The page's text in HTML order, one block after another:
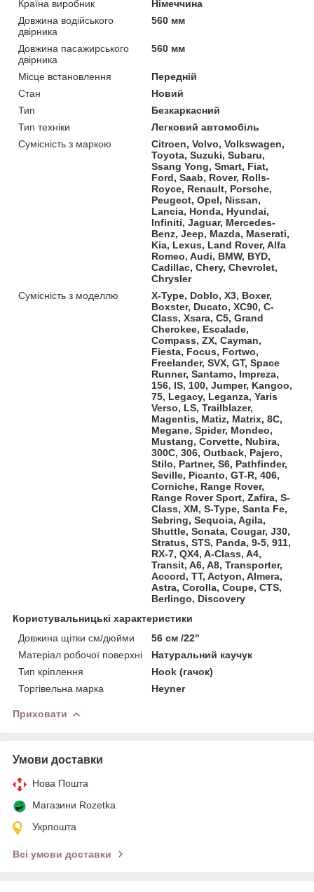
Країна виробник
Німеччина
Довжина водійського
двірника
560 мм
Довжина пасажирського
двірника
560 мм
Місце встановлення
Передній
Стан
Новий
Тип
Безкаркасний
Тип техніки
Легковий автомобіль
Сумісність з маркою
Citroen, Volvo, Volkswagen,
Toyota, Suzuki, Subaru,
Ssang Yong, Smart, Fiat,
Ford, Saab, Rover, Rolls-
Royce, Renault, Porsche,
Peugeot, Opel, Nissan,
Lancia, Honda, Hyundai,
Infiniti, Jaguar, Mercedes-
Benz, Jeep, Mazda, Maserati,
Kia, Lexus, Land Rover, Alfa
Romeo, Audi, BMW, BYD,
Cadillac, Chery, Chevrolet,
Chrysler
Сумісність з моделлю
X-Type, Doblo, X3, Boxer,
Boxster, Ducato, XC90, C-
Class, Xsara, C5, Grand
Cherokee, Escalade,
Compass, ZX, Cayman,
Fiesta, Focus, Fortwo,
Freelander, SVX, GT, Space
Runner, Santamo, Impreza,
156, IS, 100, Jumper, Kangoo,
75, Legacy, Leganza, Yaris
Verso, LS, Trailblazer,
Magentis, Matiz, Matrix, 8C,
Megane, Spider, Mondeo,
Mustang, Corvette, Nubira,
300C, 306, Outback, Pajero,
Stilo, Partner, S6, Pathfinder,
Seville, Picanto, GT-R, 406,
Corniche, Range Rover,
Range Rover Sport, Zafira, S-
Class, XM, S-Type, Santa Fe,
Sebring, Sequoia, Agila,
Shuttle, Sonata, Cougar, J30,
Stratus, STS, Panda, 9-5, 911,
RX-7, QX4, A-Class, A4,
Transit, A6, A8, Transporter,
Accord, TT, Actyon, Almera,
Astra, Corolla, Coupe, CTS,
Berlingo, Discovery
Користувальницькі характеристики
Довжина щітки см/дюйми
56 см /22"
Матеріал робочої поверхні
Натуральний каучук
Тип кріплення
Hook (гачок)
Торгівельна марка
Heyner
Приховати
Умови доставки
Нова Пошта
Магазини Rozetka
Укрпошта
Всі умови доставки